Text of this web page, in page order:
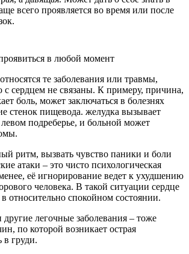
всего проявляется во время или после
в любой момент
те заболевания или травмы,
сердцем не связаны. К примеру, причина,
боль, может заключаться в болезнях
стенок пищевода. желудка вызывает
подреберье, и больной может
ритм, вызвать чувство паники и боли
атаки – это чисто психологическая
её игнорирование ведет к ухудшению
человека. В такой ситуации сердце
относительно спокойном состоянии.
легочные заболевания – тоже
по которой возникает острая
в груди.